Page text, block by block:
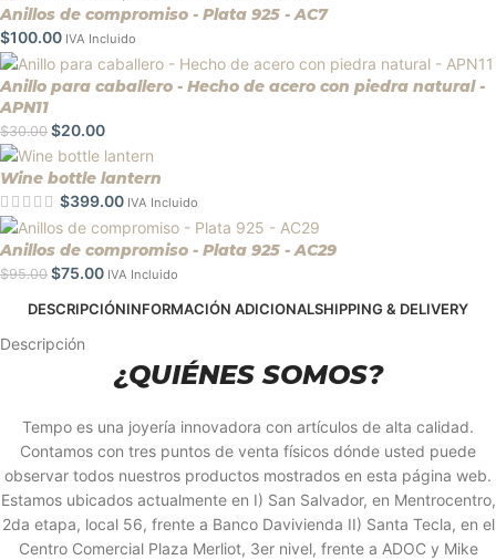
Anillos de compromiso - Plata 925 - AC7
$100.00 IVA Incluido
Anillo para caballero - Hecho de acero con piedra natural -
APN11
$30.00 $20.00
Wine bottle lantern
$399.00 IVA Incluido
Anillos de compromiso - Plata 925 - AC29
$95.00 $75.00 IVA Incluido
DESCRIPCIÓNINFORMACIÓN ADICIONALSHIPPING & DELIVERY
Descripción
¿QUIÉNES SOMOS?
Tempo es una joyería innovadora con artículos de alta calidad.
Contamos con tres puntos de venta físicos dónde usted puede
observar todos nuestros productos mostrados en esta página web.
Estamos ubicados actualmente en I) San Salvador, en Mentrocentro,
2da etapa, local 56, frente a Banco Davivienda II) Santa Tecla, en el
Centro Comercial Plaza Merliot, 3er nivel, frente a ADOC y Mike